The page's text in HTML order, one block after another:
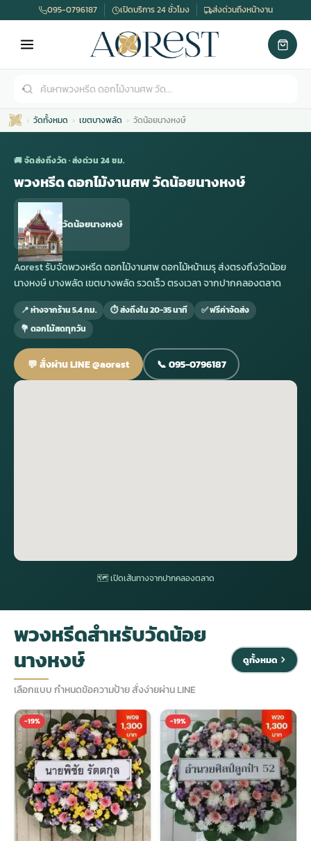
ดอกไม้หน้าศพ
ดอกไม้จัดงานศพ
จัดดอกไม้หน้าศพ
ดอกไม้หน้าหีบ
ดอกไม้งานศพ ส่งด่วน
ดอกไม้งานศพ กรุงเทพ
ดอกไม้งานศพ ปากคลองตลาด
ร้านดอกไม้งานศพ ใกล้ฉัน
ดอกไม้งานศพ ราคาถูก
จัดดอกไม้งานศพ ราคา
พวงหรีด กรุงเทพ
พวงหรีดราคา
สั่งพวงหรีด
ร้านพวงหรีด
พวงหรีดดอกไม้สด
พวงหรีดดอกไม้สด ราคาถูก
สั่งพวงหรีด ออนไลน์
ส่งพวงหรีด ด่วน กรุงเทพ
ร้านพวงหรีด กรุงเทพ ส่งฟรี
พวงหรีด ปากคลองตลาด ราคา
น้าเมรุ
มรุสีขาว
ไม้หน้าเมรุ
กไม้หน้าเมรุ
ม้หน้าเมรุ
ระดับเมรุ
มรุ ออนไลน์
มรุ ส่งด่วน
น้าเมรุ กรุงเทพ
ไม้งานแต่ง
ม้งานแต่ง ราคา
ไม้งานแต่ง ราคาถูก
ไม้งานแต่ง กรุงเทพ
อกไม้งานแต่ง
พวงหรีดพัดลม
พวงหรีดพัดลม ราคา
พวงหรีดพัดลม ราคาถูก
พวงหรีดพัดลม กรุงเทพ
พวงหรีดพัดลม ส่งด่วน
รับจัดงานศพ
รับจัดงานศพ ราคา
รับจัดงานศพ ครบวงจร
รับจัดงานศพ กรุงเทพ
095-0796187 เปิดบริการ 24 ชั่วโมง ส่งด่วนถึงหน้างาน
วัดทั้งหมด เขตบางพลัด วัดน้อยนางหงษ์
🚚 จัดส่งถึงวัด · ส่งด่วน 24 ชม.
พวงหรีด ดอกไม้งานศพ วัดน้อยนางหงษ์
วัดน้อยนางหงษ์
Aorest รับจัดพวงหรีด ดอกไม้งานศพ ดอกไม้หน้าเมรุ ส่งตรงถึงวัดน้อย
นางหงษ์ บางพลัด เขตบางพลัด รวดเร็ว ตรงเวลา จากปากคลองตลาด
📍 ห่างจากร้าน 5.4 กม. ⏱ ส่งถึงใน 20-35 นาที
✅ ฟรีค่าจัดส่ง
💐 ดอกไม้สดทุกวัน
💬 สั่งผ่าน LINE @aorest 📞 095-0796187
🗺 เปิดเส้นทางจากปากคลองตลาด
พวงหรีดสำหรับวัดน้อย
นางหงษ์
เลือกแบบ กำหนดข้อความป้าย สั่งง่ายผ่าน LINE
ดูทั้งหมด
-19% -19%